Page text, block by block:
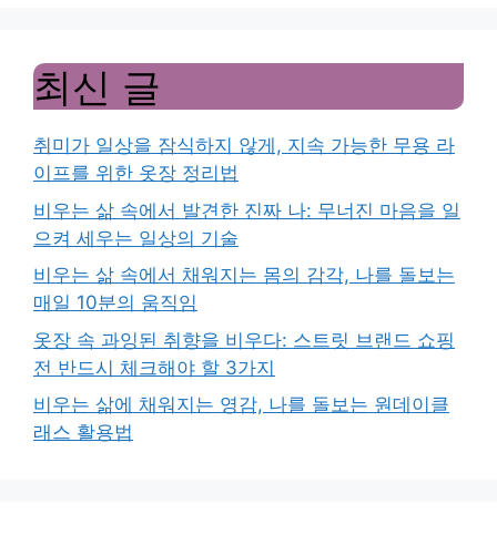
최신 글
취미가 일상을 잠식하지 않게, 지속 가능한 무용 라
이프를 위한 옷장 정리법
비우는 삶 속에서 발견한 진짜 나: 무너진 마음을 일
으켜 세우는 일상의 기술
비우는 삶 속에서 채워지는 몸의 감각, 나를 돌보는
매일 10분의 움직임
옷장 속 과잉된 취향을 비우다: 스트릿 브랜드 쇼핑
전 반드시 체크해야 할 3가지
비우는 삶에 채워지는 영감, 나를 돌보는 원데이클
래스 활용법